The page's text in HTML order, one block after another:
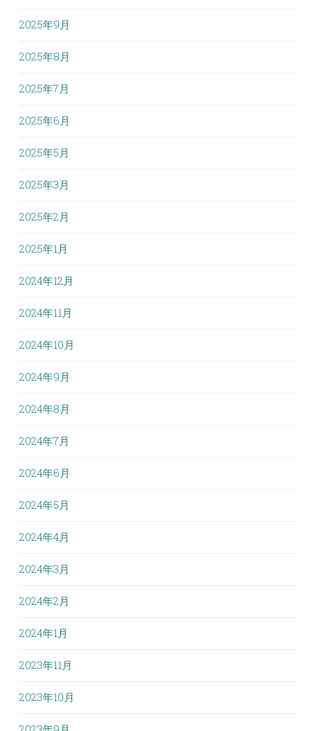
2025年9月
2025年8月
2025年7月
2025年6月
2025年5月
2025年3月
2025年2月
2025年1月
2024年12月
2024年11月
2024年10月
2024年9月
2024年8月
2024年7月
2024年6月
2024年5月
2024年4月
2024年3月
2024年2月
2024年1月
2023年11月
2023年10月